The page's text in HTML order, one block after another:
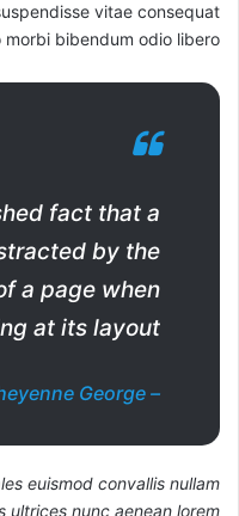
vitae consequat
morbi bibendum odio libero.
fact that a
by the
a page when
at its layout.
– Cheyenne George
euismod convallis nullam
ultrices nunc aenean lorem